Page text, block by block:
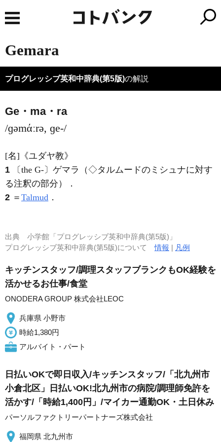
Gemara
プログレッシブ英和中辞典(第5版)の解説
Ge・ma・ra
/ɡəmάːrə, ɡe-/
[名] 《ユダヤ教》
1 〔the G-〕ゲマラ（◇タルムードのミシュナに対す
る注釈の部分）
．
2 ＝ Talmud ．
出典 小学館「プログレッシブ英和中辞典(第5版)」
プログレッシブ英和中辞典(第5版)について情報 | 凡例
キッチンスタッフ/調理スタッフブランクもOK経験を
活かせるお仕事/食堂
ONODERA GROUP 株式会社LEOC
兵庫県 小野市
時給1,380円
アルバイト・パート
日払いOKで即日収入/キッチンスタッフ/「北九州市
小倉北区」日払いOK!北九州市の病院/調理師免許を
活かす/「時給1,400円」/マイカー通勤OK・土日休み
パーソルファクトリーパートナーズ株式会社
福岡県 北九州市